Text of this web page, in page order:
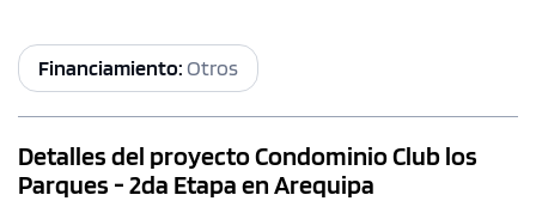
Financiamiento:Otros
Detalles del proyecto Condominio Club los
Parques - 2da Etapa en Arequipa